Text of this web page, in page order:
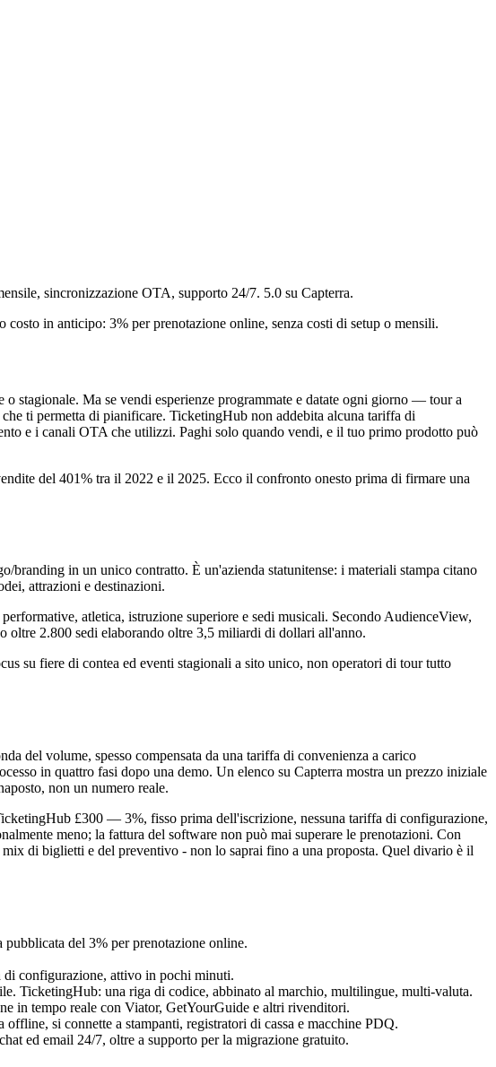
sincronizzazione OTA, supporto 24/7. 5.0 su Capterra.
in anticipo: 3% per prenotazione online, senza costi di setup o mensili.
stagionale. Ma se vendi esperienze programmate e datate ogni giorno — tour a
ti permetta di pianificare. TicketingHub non addebita alcuna tariffa di
e i canali OTA che utilizzi. Paghi solo quando vendi, e il tuo primo prodotto può
del 401% tra il 2022 e il 2025. Ecco il confronto onesto prima di firmare una
in un unico contratto. È un'azienda statunitense: i materiali stampa citano
attrazioni e destinazioni.
atletica, istruzione superiore e sedi musicali. Secondo AudienceView,
oltre 2.800 sedi elaborando oltre 3,5 miliardi di dollari all'anno.
su fiere di contea ed eventi stagionali a sito unico, non operatori di tour tutto
del volume, spesso compensata da una tariffa di convenienza a carico
in quattro fasi dopo una demo. Un elenco su Capterra mostra un prezzo iniziale
non un numero reale.
£300 — 3%, fisso prima dell'iscrizione, nessuna tariffa di configurazione,
meno; la fattura del software non può mai superare le prenotazioni. Con
di biglietti e del preventivo - non lo saprai fino a una proposta. Quel divario è il
del 3% per prenotazione online.
di configurazione, attivo in pochi minuti.
TicketingHub: una riga di codice, abbinato al marchio, multilingue, multi-valuta.
in tempo reale con Viator, GetYourGuide e altri rivenditori.
si connette a stampanti, registratori di cassa e macchine PDQ.
ed email 24/7, oltre a supporto per la migrazione gratuito.